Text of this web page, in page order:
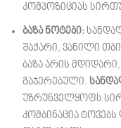
კომპოზიციას
ბაზა ნოტები:
შაქარი, ვანილი
ბაზა არის მდიდარი,
გაჯერებული.
უზრუნველყოფს
კომბინაცია